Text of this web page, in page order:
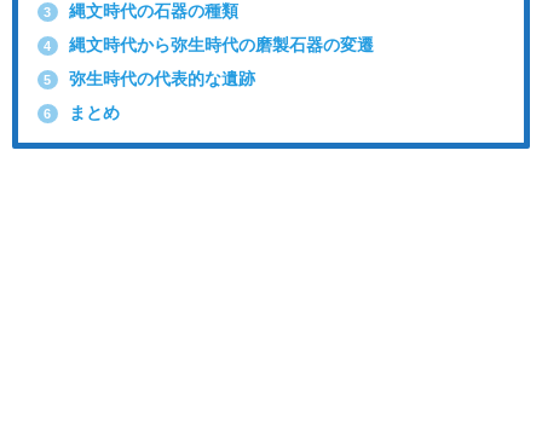
3 縄文時代の石器の種類
4 縄文時代から弥生時代の磨製石器の変遷
5 弥生時代の代表的な遺跡
6 まとめ